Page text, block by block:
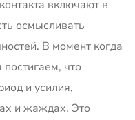
включают в
осмысливать
В момент когда
что
и усилия,
и жаждах. Это